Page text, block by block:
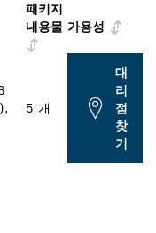
패키지
내용물 가용성
5 개
대
리
점
찾
기